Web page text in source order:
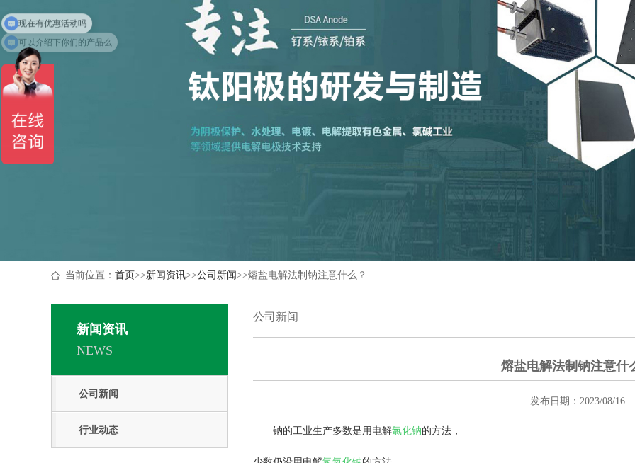
当前位置： 首页>>新闻资讯>>公司新闻>>熔盐电解法制钠注意什么？
新闻资讯
NEWS
公司新闻
行业动态
公司新闻
熔盐电解法制钠注意什
发布日期：2023/08/16
钠的工业生产多数是用电解氯化钠的方法，
可以介绍下你们的产品么